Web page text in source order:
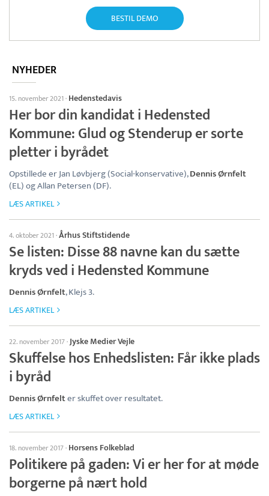
BESTIL DEMO
NYHEDER
15. november 2021· Hedenstedavis
Her bor din kandidat i Hedensted
Kommune: Glud og Stenderup er sorte
pletter i byrådet
Opstillede er Jan Løvbjerg (Social-konservative),Dennis Ørnfelt
(EL) og Allan Petersen (DF).
LÆS ARTIKEL
4. oktober 2021·Århus Stiftstidende
Se listen: Disse 88 navne kan du sætte
kryds ved i Hedensted Kommune
Dennis Ørnfelt, Klejs 3.
LÆS ARTIKEL
22. november 2017·Jyske Medier Vejle
Skuffelse hos Enhedslisten: Får ikke plads
i byråd
Dennis Ørnfelter skuffet over resultatet.
LÆS ARTIKEL
18. november 2017· Horsens Folkeblad
Politikere på gaden: Vi er her for at møde
borgerne på nært hold